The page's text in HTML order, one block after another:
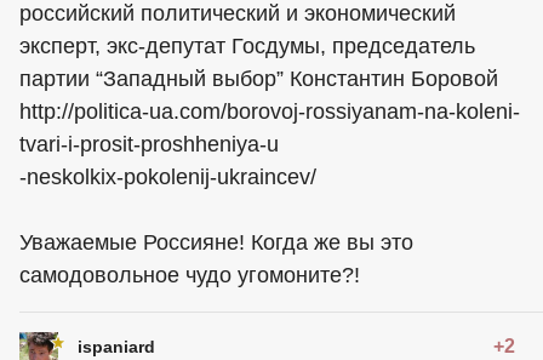
российский политический и экономический
эксперт, экс-депутат Госдумы, председатель
партии “Западный выбор” Константин Боровой
http://politica-ua.com/borovoj-rossiyanam-na-koleni-
tvari-i-prosit-proshheniya-u
-neskolkix-pokolenij-ukraincev/
Уважаемые Россияне! Когда же вы это
самодовольное чудо угомоните?!
ispaniard +2